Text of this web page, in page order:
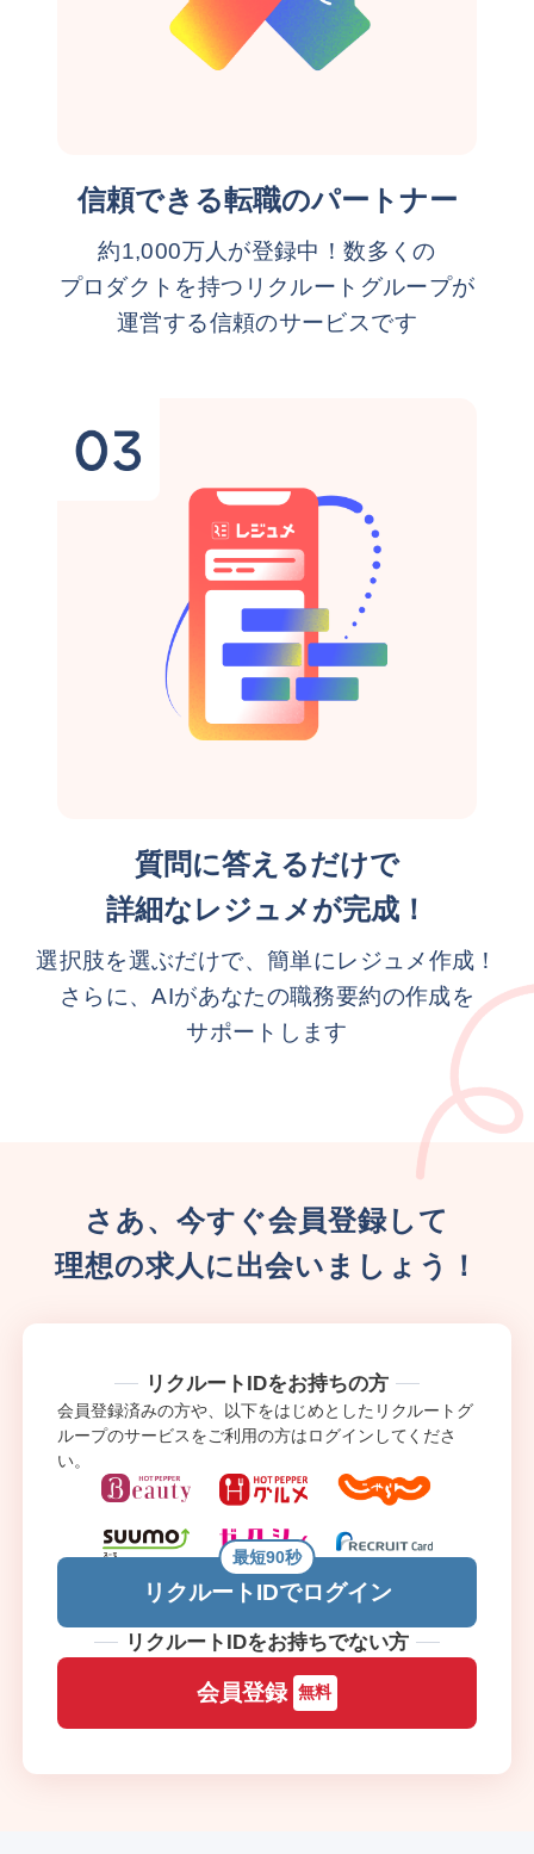
信頼できる転職のパートナー
約1,000万人が登録中！数多くの
プロダクトを持つリクルートグループが
運営する信頼のサービスです
質問に答えるだけで
詳細なレジュメが完成！
選択肢を選ぶだけで、簡単にレジュメ作成！
さらに、AIがあなたの職務要約の作成を
サポートします
さあ、今すぐ会員登録して
理想の求人に出会いましょう！
リクルートIDをお持ちの方
会員登録済みの方や、以下をはじめとしたリクルートグ
ループのサービスをご利用の方はログインしてくださ
い。
リクルートIDでログイン
最短90秒
リクルートIDをお持ちでない方
会員登録 無料